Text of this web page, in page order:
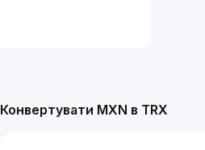
Конвертувати MXN в TRX